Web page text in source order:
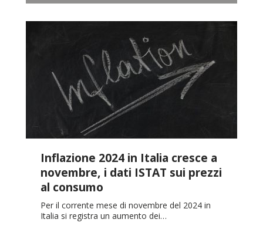
Inflazione 2024 in Italia cresce a
novembre, i dati ISTAT sui prezzi
al consumo
Per il corrente mese di novembre del 2024 in
Italia si registra un aumento dei…